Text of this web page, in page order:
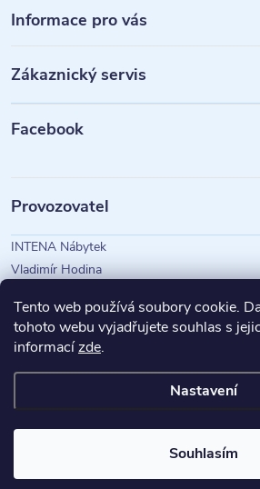
Tento web používá soubory cookie.
tohoto webu vyjadřujete souhlas s
informacízde.
Nastavení
Souhlasím
á
p
a
Informace pro vás
Zákaznický servis
Facebook
Provozovatel
INTENA Nábytek
Vladimír Hodina
Copyright 2026INTENA Nábytek.